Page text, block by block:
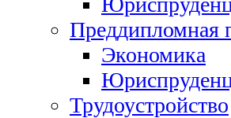
Преддипломная
Экономика
Трудоустройство